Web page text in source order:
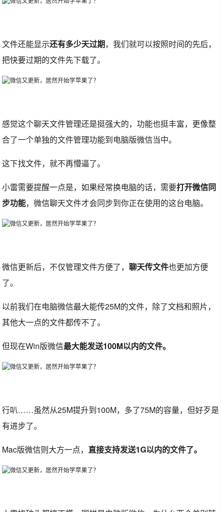
文件还能显示还有多少天过期，我们就可以按照时间的先后，
把快要过期的文件先下载了。
感觉这个聊天文件管理还是挺强大的，功能也挺丰富，更像整
合了一个单独的文件管理功能到电脑版微信当中。
这下找文件，就不再懵逼了。
小雷需要提醒一点是，如果经常换电脑的话，需要打开微信同
步功能，微信聊天文件才会同步到你正在使用的这台电脑。
微信更新后，不仅管理文件方便了，聊天传文件也更加方便
了。
以前我们在电脑微信最大能传25M的文件，除了文档和照片，
其他大一点的文件都传不了。
但现在Win版微信最大能发送100M以内的文件。
行叭……虽然从25M提升到100M，多了75M的容量，但好歹是
有进步了。
Mac版微信则大方一点，直接支持发送1G以内的文件了。